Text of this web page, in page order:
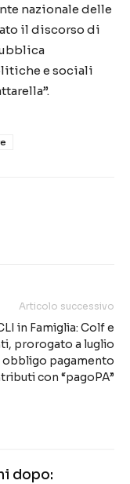
nazionale delle
il discorso di
e sociali
Articolo successivo
in Famiglia: Colf e
prorogato a luglio
obbligo pagamento
con “pagoPA”
dopo: